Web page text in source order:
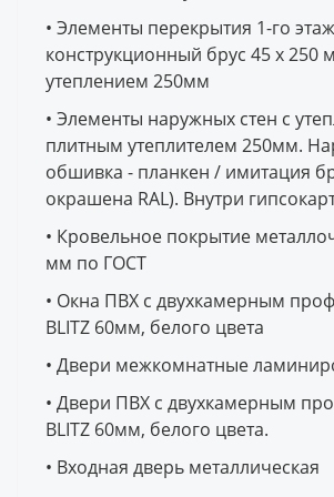
теплоизоляция Rockwool лайт
деревянный каркас 45 x 195 мм,
ветрозащитная плита Белтермо /
гидроизоляционная мембрана
вентиляционный зазор 35 x 70
мышей / насекомых. Наружная
планкен / имитация бруса
RAL) 20(22) x 130(145) мм.
не монтируется на заводе для
доступа электрика /сантехника]
• Элементы перекрытия 1-го
конструкционный брус 45 x 250
утеплением 250мм
• Элементы наружных стен с
плитным утеплителем 250мм.
обшивка - планкен / имитация
окрашена RAL). Внутри
• Кровельное покрытие
мм по ГОСТ
• Окна ПВХ с двухкамерным
BLITZ 60мм, белого цвета
• Двери межкомнатные
• Двери ПВХ с двухкамерным
BLITZ 60мм, белого цвета.
• Входная дверь металлическая